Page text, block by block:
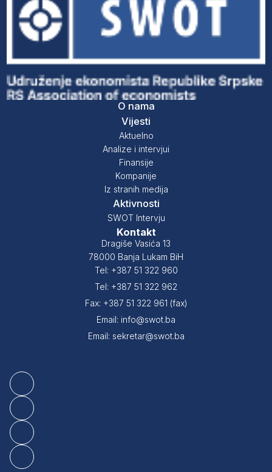
O nama
Vijesti
Aktuelno
Analize i intervjui
Finansije
Kompanije
Iz stranih medija
Aktivnosti
SWOT Intervju
Kontakt
Dragiše Vasića 13
78000 Banja Lukam BiH
Tel: +387 51 322 960
Tel: +387 51 322 962
Fax: +387 51 322 961 (fax)
Email: info@swot.ba
Email: sekretar@swot.ba